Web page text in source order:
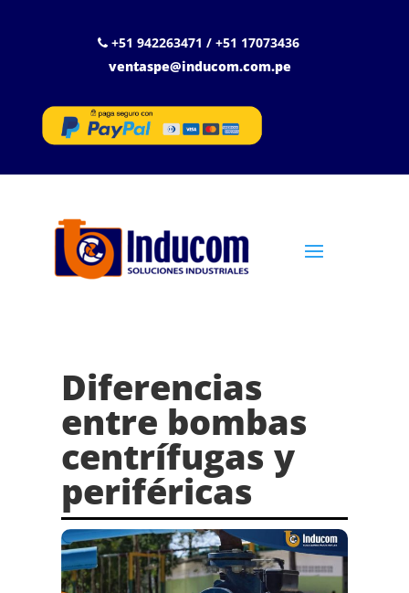
+51 942263471 / +51 17073436
ventaspe@inducom.com.pe
Diferencias
entre bombas
centrífugas y
periféricas